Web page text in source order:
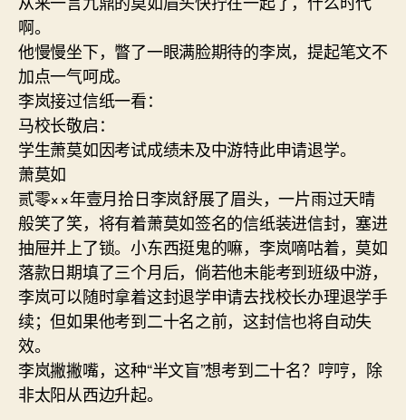
啊。
他慢慢坐下，瞥了一眼满脸期待的李岚，提起笔文不
加点一气呵成。
李岚接过信纸一看：
马校长敬启：
学生萧莫如因考试成绩未及中游特此申请退学。
萧莫如
贰零××年壹月拾日李岚舒展了眉头，一片雨过天晴
般笑了笑，将有着萧莫如签名的信纸装进信封，塞进
抽屉并上了锁。小东西挺鬼的嘛，李岚嘀咕着，莫如
落款日期填了三个月后，倘若他未能考到班级中游，
李岚可以随时拿着这封退学申请去找校长办理退学手
续；但如果他考到二十名之前，这封信也将自动失
效。
李岚撇撇嘴，这种“半文盲”想考到二十名？哼哼，除
非太阳从西边升起。